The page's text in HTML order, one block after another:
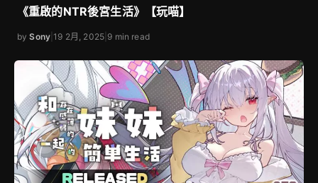
《重啟的NTR後宮生活》【玩喵】
bySony |19 2月, 2025 9 min read